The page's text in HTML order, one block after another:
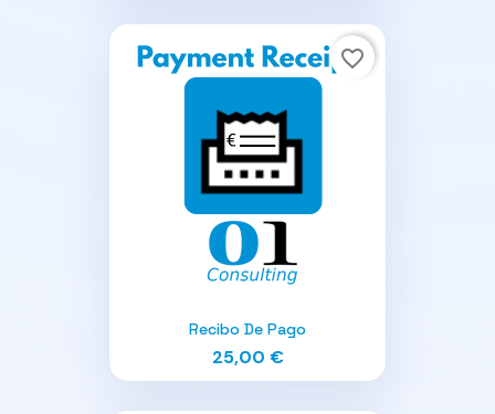
Recibo De Pago
25,00 €
favorite_border